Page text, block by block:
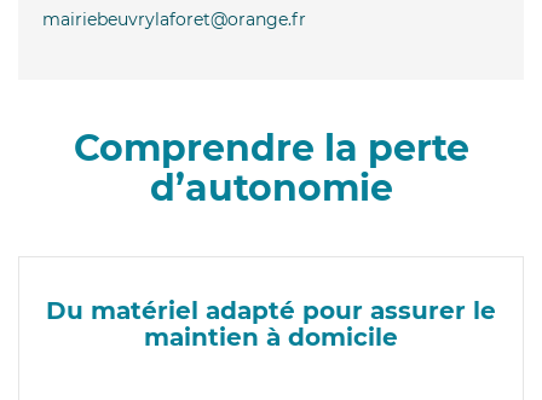
mairiebeuvrylaforet@orange.fr
Comprendre la perte
d’autonomie
Du matériel adapté pour assurer le
maintien à domicile